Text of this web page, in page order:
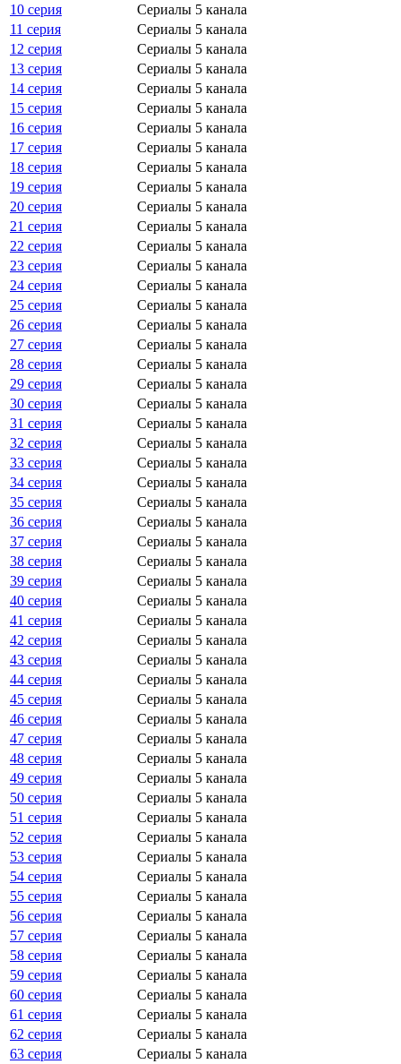
10 серия
Сериалы 5 канала
11 серия
Сериалы 5 канала
12 серия
Сериалы 5 канала
13 серия
Сериалы 5 канала
14 серия
Сериалы 5 канала
15 серия
Сериалы 5 канала
16 серия
Сериалы 5 канала
17 серия
Сериалы 5 канала
18 серия
Сериалы 5 канала
19 серия
Сериалы 5 канала
20 серия
Сериалы 5 канала
21 серия
Сериалы 5 канала
22 серия
Сериалы 5 канала
23 серия
Сериалы 5 канала
24 серия
Сериалы 5 канала
25 серия
Сериалы 5 канала
26 серия
Сериалы 5 канала
27 серия
Сериалы 5 канала
28 серия
Сериалы 5 канала
29 серия
Сериалы 5 канала
30 серия
Сериалы 5 канала
31 серия
Сериалы 5 канала
32 серия
Сериалы 5 канала
33 серия
Сериалы 5 канала
34 серия
Сериалы 5 канала
35 серия
Сериалы 5 канала
36 серия
Сериалы 5 канала
37 серия
Сериалы 5 канала
38 серия
Сериалы 5 канала
39 серия
Сериалы 5 канала
40 серия
Сериалы 5 канала
41 серия
Сериалы 5 канала
42 серия
Сериалы 5 канала
43 серия
Сериалы 5 канала
44 серия
Сериалы 5 канала
45 серия
Сериалы 5 канала
46 серия
Сериалы 5 канала
47 серия
Сериалы 5 канала
48 серия
Сериалы 5 канала
49 серия
Сериалы 5 канала
50 серия
Сериалы 5 канала
51 серия
Сериалы 5 канала
52 серия
Сериалы 5 канала
53 серия
Сериалы 5 канала
54 серия
Сериалы 5 канала
55 серия
Сериалы 5 канала
56 серия
Сериалы 5 канала
57 серия
Сериалы 5 канала
58 серия
Сериалы 5 канала
59 серия
Сериалы 5 канала
60 серия
Сериалы 5 канала
61 серия
Сериалы 5 канала
62 серия
Сериалы 5 канала
63 серия
Сериалы 5 канала